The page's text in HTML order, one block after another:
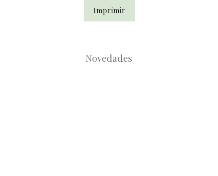
Imprimir
Novedades